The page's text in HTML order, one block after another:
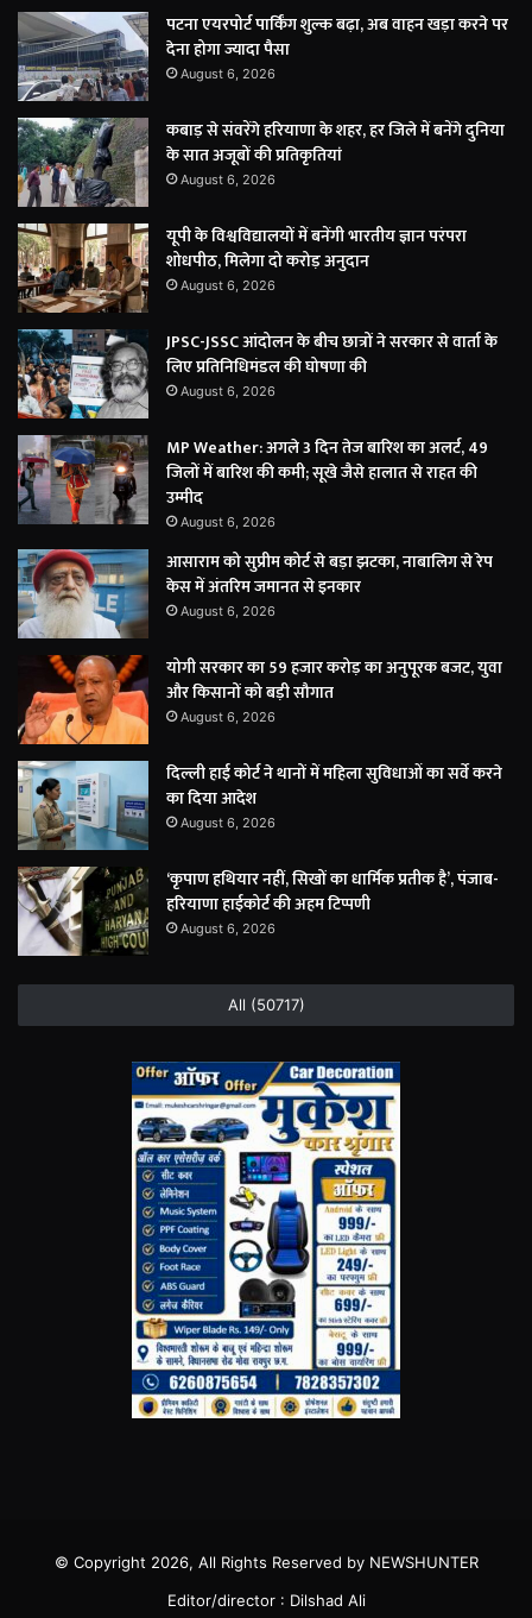
पटना एयरपोर्ट पार्किंग शुल्क बढ़ा, अब वाहन खड़ा करने पर
देना होगा ज्यादा पैसा
August 6, 2026
कबाड़ से संवरेंगे हरियाणा के शहर, हर जिले में बनेंगे दुनिया
के सात अजूबों की प्रतिकृतियां
August 6, 2026
यूपी के विश्वविद्यालयों में बनेंगी भारतीय ज्ञान परंपरा
शोधपीठ, मिलेगा दो करोड़ अनुदान
August 6, 2026
JPSC-JSSC आंदोलन के बीच छात्रों ने सरकार से वार्ता के
लिए प्रतिनिधिमंडल की घोषणा की
August 6, 2026
MP Weather: अगले 3 दिन तेज बारिश का अलर्ट, 49
जिलों में बारिश की कमी; सूखे जैसे हालात से राहत की
उम्मीद
August 6, 2026
आसाराम को सुप्रीम कोर्ट से बड़ा झटका, नाबालिग से रेप
केस में अंतरिम जमानत से इनकार
August 6, 2026
योगी सरकार का 59 हजार करोड़ का अनुपूरक बजट, युवा
और किसानों को बड़ी सौगात
August 6, 2026
दिल्ली हाई कोर्ट ने थानों में महिला सुविधाओं का सर्वे करने
का दिया आदेश
August 6, 2026
‘कृपाण हथियार नहीं, सिखों का धार्मिक प्रतीक है’, पंजाब-
हरियाणा हाईकोर्ट की अहम टिप्पणी
August 6, 2026
All (50717)
© Copyright 2026, All Rights Reserved by NEWSHUNTER
Editor/director : Dilshad Ali